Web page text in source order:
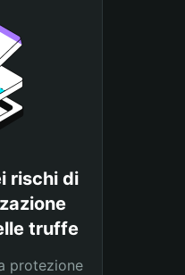
rischi di
truffe
protezione